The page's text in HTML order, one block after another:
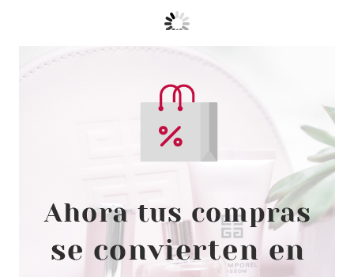
AZZARO
AZZARO POUR HOMME BODY
SPRAY 150 ML
desde